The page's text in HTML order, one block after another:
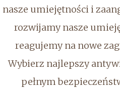
nasze umiejętności i
rozwijamy nasze
reagujemy na nowe
Wybierz najlepszy
pełnym